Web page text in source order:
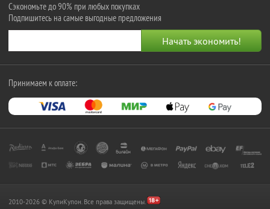
Сэкономьте до 90% при любых покупках
Подпишитесь на самые выгодные предложения
Принимаем к оплате:
2010-2026 © КупиКупон. Все права защищены.